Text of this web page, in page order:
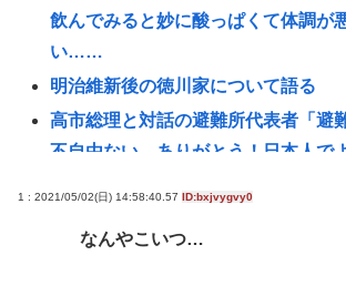
飲んでみると妙に酸っぱくて体調が
い……
明治維新後の徳川家について語る
高市総理と対話の避難所代表者「避
不自由ない、ありがとう！日本人で
るデマを流す人は被災地への支援を
1 : 2021/05/02(日) 14:58:40.57 ID:bxjvygvy0
なんやこいつ…